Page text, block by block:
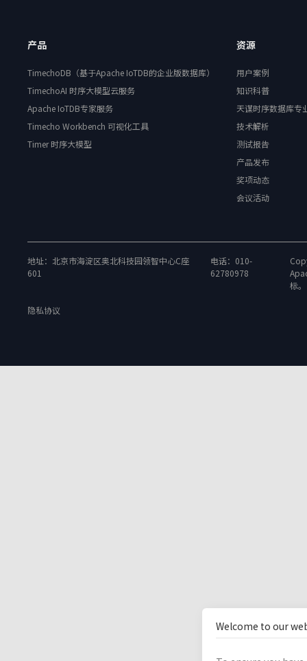
产品
TimechoDB（基于Apache IoTDB的企业版数据库）
TimechoAI 时序大模型云服务
Apache IoTDB专家服务
Timecho Workbench 可视化工具
Timer 时序大模型
资源
用户案例
知识科普
天谋时序数据库专
技术解析
测试报告
产品发布
奖项动态
会议活动
地址：北京市海淀区奥北科技园领智中心C座
601
电话：010-
62780978
标。
隐私协议
Welcome to our